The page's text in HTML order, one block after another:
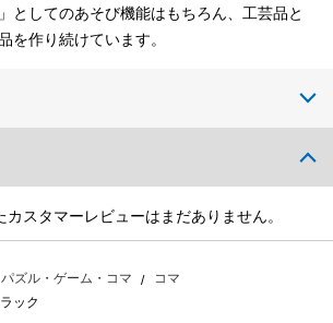
としてのあそび機能はもちろん、工芸品と
を作り続けています。
スタマーレビューはまだありません。
パズル・ゲーム・コマ
コマ
ック